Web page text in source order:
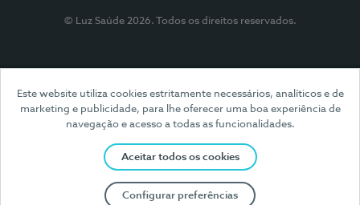
Este website utiliza cookies estritamente necessários, analíticos e de
marketing e publicidade, para lhe oferecer uma boa experiência de
navegação e acesso a todas as funcionalidades.
Aceitar todos os cookies
Configurar preferências
© Luz Saúde 2026. Todos os direitos reservados.